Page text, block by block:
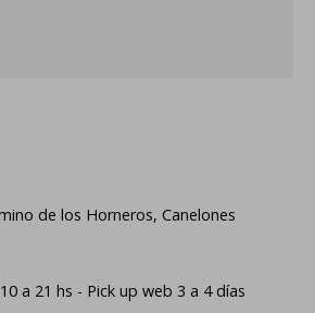
de los Horneros, Canelones
a 21 hs - Pick up web 3 a 4 días